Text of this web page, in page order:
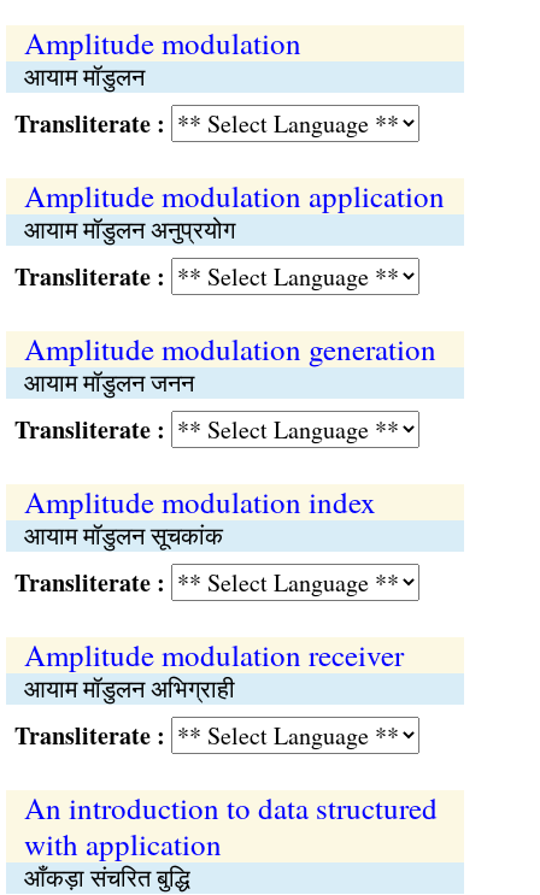
Amplitude modulation
आयाम मॉडुलन
:
Amplitude modulation application
आयाम मॉडुलन अनुप्रयोग
:
Amplitude modulation generation
आयाम मॉडुलन जनन
:
Amplitude modulation index
आयाम मॉडुलन सूचकांक
:
Amplitude modulation receiver
आयाम मॉडुलन अभिग्राही
:
An introduction to data structured
with application
आँकड़ा संचरित बुद्धि